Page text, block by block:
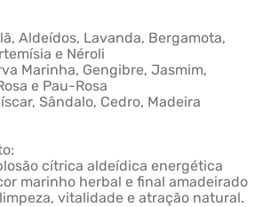
Aldeídos, Lavanda, Bergamota,
e Néroli
Marinha, Gengibre, Jasmim,
e Pau-Rosa
Sândalo, Cedro, Madeira
cítrica aldeídica energética
marinho herbal e final amadeirado
vitalidade e atração natural.